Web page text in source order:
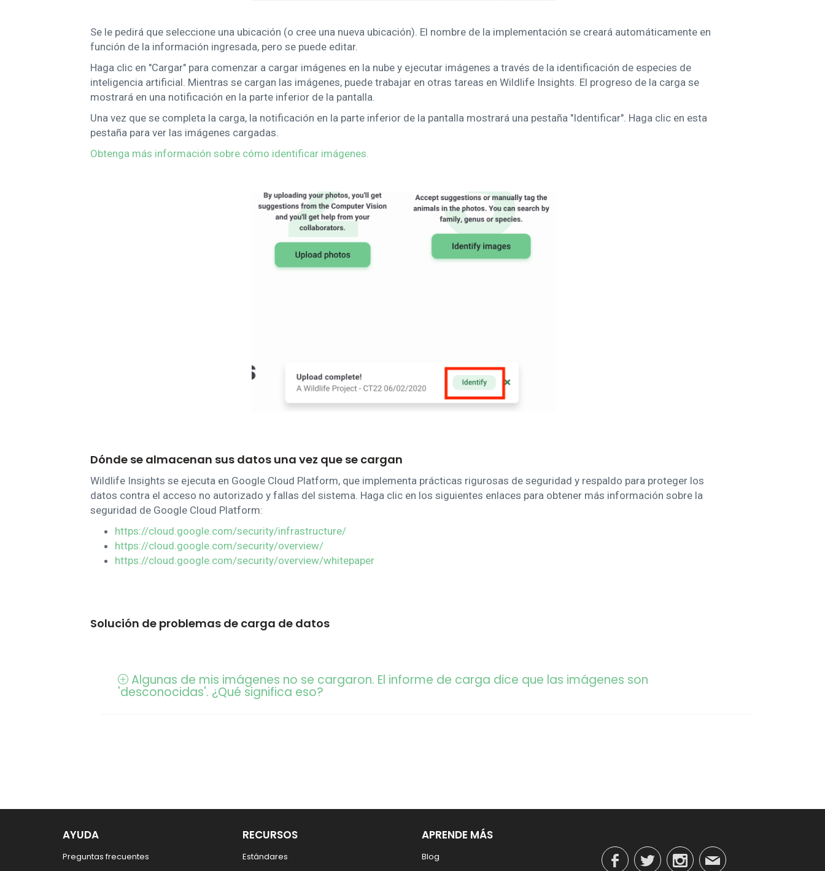
Se le pedirá que seleccione una ubicación (o cree una nueva ubicación). El nombre de la implementación se creará automáticamente en
función de la información ingresada, pero se puede editar.
Haga clic en "Cargar" para comenzar a cargar imágenes en la nube y ejecutar imágenes a través de la identificación de especies de
inteligencia artificial. Mientras se cargan las imágenes, puede trabajar en otras tareas en Wildlife Insights. El progreso de la carga se
mostrará en una notificación en la parte inferior de la pantalla.
Una vez que se completa la carga, la notificación en la parte inferior de la pantalla mostrará una pestaña "Identificar". Haga clic en esta
pestaña para ver las imágenes cargadas.
Obtenga más información sobre cómo identificar imágenes.
Dónde se almacenan sus datos una vez que se cargan
Wildlife Insights se ejecuta en Google Cloud Platform, que implementa prácticas rigurosas de seguridad y respaldo para proteger los
datos contra el acceso no autorizado y fallas del sistema. Haga clic en los siguientes enlaces para obtener más información sobre la
seguridad de Google Cloud Platform:
https://cloud.google.com/security/infrastructure/
https://cloud.google.com/security/overview/
https://cloud.google.com/security/overview/whitepaper
Solución de problemas de carga de datos
Algunas de mis imágenes no se cargaron. El informe de carga dice que las imágenes son
'desconocidas'. ¿Qué significa eso?
AYUDA
Preguntas frecuentes
RECURSOS
Estándares
APRENDE MÁS
Blog